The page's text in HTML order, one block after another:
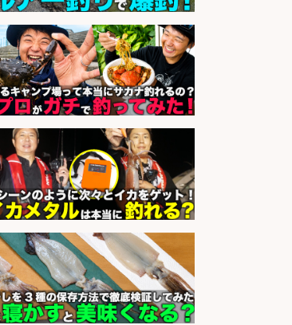
県/志布志市
株式会社ホットスタッフ鹿児島
sponsored by 求人ボックス
本料理・懐石料理/店長・店
/ライブ感が満載!魚の価値を
食とエンタメで地域を元気に!
補募集
魚と肴 いとおかし 魚と肴 いとお
かし
介事業責任者候補/飲食業界
企業「魚ぽち」/東証グロ
場上場